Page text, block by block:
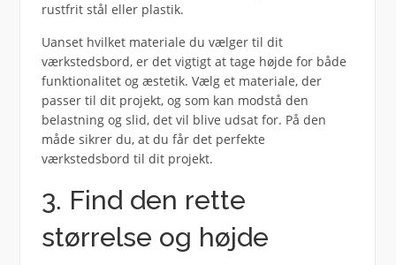
rustfrit stål eller plastik.
Uanset hvilket materiale du vælger til dit
værkstedsbord, er det vigtigt at tage højde for både
funktionalitet og æstetik. Vælg et materiale, der
passer til dit projekt, og som kan modstå den
belastning og slid, det vil blive udsat for. På den
måde sikrer du, at du får det perfekte
værkstedsbord til dit projekt.
3. Find den rette
størrelse og højde